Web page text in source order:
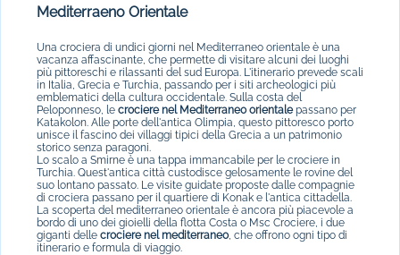
Mediterraeno Orientale
Una crociera di undici giorni nel Mediterraneo orientale è una
vacanza affascinante, che permette di visitare alcuni dei luoghi
più pittoreschi e rilassanti del sud Europa. L'itinerario prevede scali
in Italia, Grecia e Turchia, passando per i siti archeologici più
emblematici della cultura occidentale. Sulla costa del
Peloponneso, le crociere nel Mediterraneo orientalepassano per
Katakolon. Alle porte dell'antica Olimpia, questo pittoresco porto
unisce il fascino dei villaggi tipici della Grecia a un patrimonio
storico senza paragoni.
Lo scalo a Smirne è una tappa immancabile per le crociere in
Turchia. Quest'antica città custodisce gelosamente le rovine del
suo lontano passato. Le visite guidate proposte dalle compagnie
di crociera passano per il quartiere di Konak e l'antica cittadella.
La scoperta del mediterraneo orientale è ancora più piacevole a
bordo di uno dei gioielli della flotta Costa o Msc Crociere, i due
giganti delle crociere nel mediterraneo, che offrono ogni tipo di
itinerario e formula di viaggio.